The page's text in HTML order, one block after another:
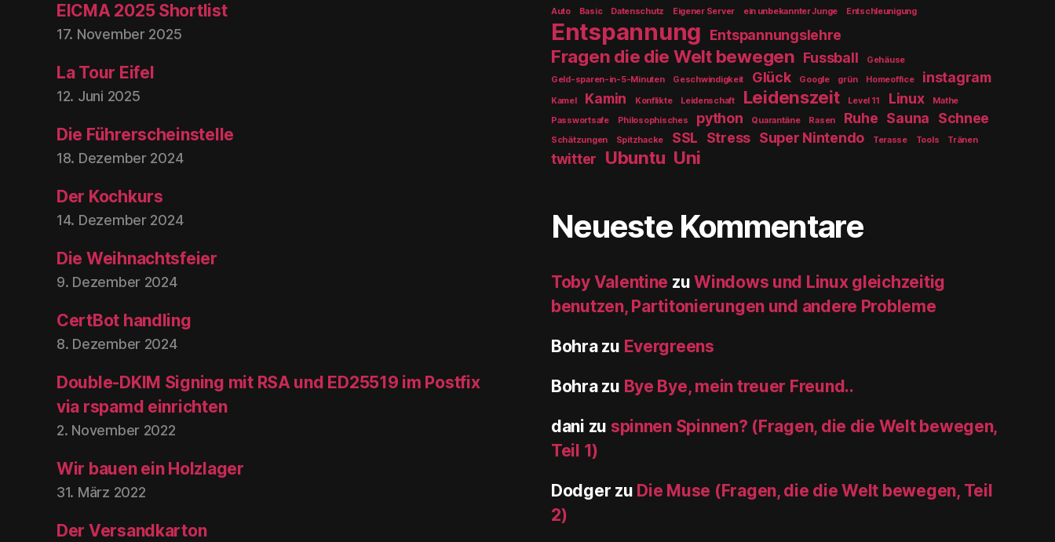
EICMA 2025 Shortlist
17. November 2025
La Tour Eifel
12. Juni 2025
Die Führerscheinstelle
18. Dezember 2024
Der Kochkurs
14. Dezember 2024
Die Weihnachtsfeier
9. Dezember 2024
CertBot handling
8. Dezember 2024
Double-DKIM Signing mit RSA und ED25519 im Postfix
via rspamd einrichten
2. November 2022
Wir bauen ein Holzlager
31. März 2022
Der Versandkarton
Auto Basic Datenschutz Eigener Server ein unbekannter Junge Entschleunigung
Entspannung Entspannungslehre
Fragen die die Welt bewegen Fussball
Gehäuse
Geld-sparen-in-5-Minuten
Geschwindigkeit Glück Google grün Homeoffice instagram
Kamel Kamin Konflikte Leidenschaft Leidenszeit Level 11 Linux
Mathe
Passwortsafe
Philosophisches python Quarantäne Rasen Ruhe Sauna Schnee
Schätzungen Spitzhacke SSL Stress Super Nintendo Terasse Tools Tränen
twitter Ubuntu Uni
Neueste Kommentare
Toby Valentine zuWindows und Linux gleichzeitig
benutzen, Partitonierungen und andere Probleme
Bohrazu Evergreens
Bohrazu Bye Bye, mein treuer Freund..
dani zu spinnen Spinnen? (Fragen, die die Welt bewegen,
Teil 1)
Dodger zu Die Muse (Fragen, die die Welt bewegen, Teil
2)